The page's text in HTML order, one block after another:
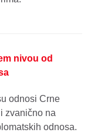
nivou od
odnosi Crne
zvanično na
odnosa.